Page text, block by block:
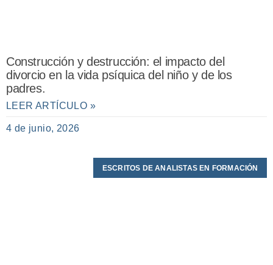
Construcción y destrucción: el impacto del
divorcio en la vida psíquica del niño y de los
padres.
LEER ARTÍCULO »
4 de junio, 2026
ESCRITOS DE ANALISTAS EN FORMACIÓN